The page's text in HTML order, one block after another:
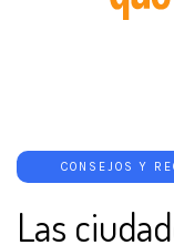
CONSEJOS Y
Las